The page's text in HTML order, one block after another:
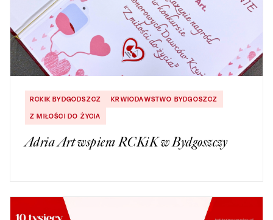
RCKIK BYDGODSZCZ
KRWIODAWSTWO BYDGOSZCZ
Z MIŁOŚCI DO ŻYCIA
Adria Art wspiera RCKiK w Bydgoszczy